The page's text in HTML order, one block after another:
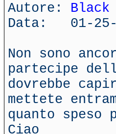
Autore: Black
Data: 01-25-
Non sono
partecipe
dovrebbe
mettete
quanto
Ciao